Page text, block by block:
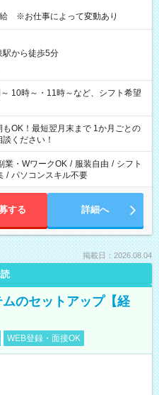
※お仕事によって変動あり
駅から徒歩5分
10時～・11時～など、シフト希望
もOK！最短翌月末まで 1か月ごとの
ください！
業・WワークOK / 服装自由 / シフト
/ パソコンスキル不要
する 詳細へ
掲載日：2026.08.04
ムのセットアップ【経
WEB登録・面接OK